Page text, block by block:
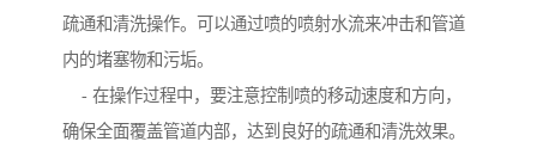
疏通和清洗操作。可以通过喷的喷射水流来冲击和管道
内的堵塞物和污垢。
- 在操作过程中，要注意控制喷的移动速度和方向，
确保全面覆盖管道内部，达到良好的疏通和清洗效果。